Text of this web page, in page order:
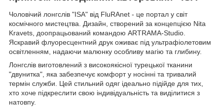
Чоловічий лонгслів "ISA" від FluRAnet - це портал у світ
космічного мистецтва. Дизайн, створений за концепцією Nita
Kravets, доопрацьований командою ARTRAMA-Studio.
Яскравий флуоресцентний друк оживає під ультрафіолетовим
освітленням, надаючи малюнку особливу магію та глибину.
Лонгслів виготовлений з високоякісної турецької тканини
"двунитка", яка забезпечує комфорт у носінні та тривалий
термін служби. Цей стильний одяг ідеально підійде для тих,
хто хоче підкреслити свою індивідуальність та виділитися з
натовпу.